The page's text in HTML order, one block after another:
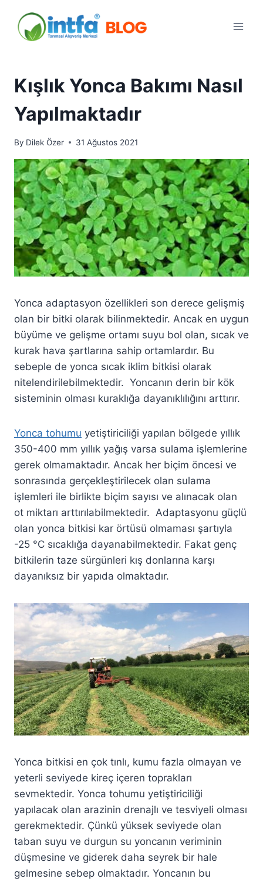
content
Kışlık Yonca Bakımı Nasıl
Yapılmaktadır
By Dilek Özer 31 Ağustos 2021
Yonca adaptasyon özellikleri son derece gelişmiş
olan bir bitki olarak bilinmektedir. Ancak en uygun
büyüme ve gelişme ortamı suyu bol olan, sıcak ve
kurak hava şartlarına sahip ortamlardır. Bu
sebeple de yonca sıcak iklim bitkisi olarak
nitelendirilebilmektedir. Yoncanın derin bir kök
sisteminin olması kuraklığa dayanıklılığını arttırır.
Yonca tohumu yetiştiriciliği yapılan bölgede yıllık
350-400 mm yıllık yağış varsa sulama işlemlerine
gerek olmamaktadır. Ancak her biçim öncesi ve
sonrasında gerçekleştirilecek olan sulama
işlemleri ile birlikte biçim sayısı ve alınacak olan
ot miktarı arttırılabilmektedir. Adaptasyonu güçlü
olan yonca bitkisi kar örtüsü olmaması şartıyla
-25 °C sıcaklığa dayanabilmektedir. Fakat genç
bitkilerin taze sürgünleri kış donlarına karşı
dayanıksız bir yapıda olmaktadır.
Yonca bitkisi en çok tınlı, kumu fazla olmayan ve
yeterli seviyede kireç içeren toprakları
sevmektedir. Yonca tohumu yetiştiriciliği
yapılacak olan arazinin drenajlı ve tesviyeli olması
gerekmektedir. Çünkü yüksek seviyede olan
taban suyu ve durgun su yoncanın veriminin
düşmesine ve giderek daha seyrek bir hale
gelmesine sebep olmaktadır. Yoncanın bu